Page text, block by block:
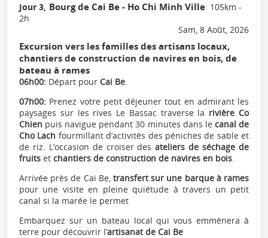
Jour 3, Bourg de Cai Be - Ho Chi Minh Ville 105km -
2h
Sam, 8 Août, 2026
Excursion vers les familles des artisans locaux,
chantiers de construction de navires en bois, de
bateau à rames
06h00: Départ pour Cai Be.
07h00: Prenez votre petit déjeuner tout en admirant les
paysages sur les rives Le Bassac traverse la rivière Co
Chien puis navigue pendant 30 minutes dans le canal de
Cho Lach fourmillant d’activités des péniches de sable et
de riz. L’occasion de croiser desateliers de séchage de
fruits et chantiers de construction de navires en bois.
Arrivée près de Cai Be, transfert sur une barque à rames
pour une visite en pleine quiétude à travers un petit
canal si la marée le permet
Embarquez sur un bateau local qui vous emmènera à
terre pour découvrir l’artisanat de Cai Be